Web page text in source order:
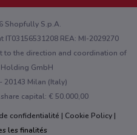
sur l’appli ou le site?
Shopfully S.p.A.
REA: MI-2029270
to the direction and coordination of
Holding GmbH
20143 Milan (Italy)
capital: € 50.000,00
confidentialité
Cookie Policy
les finalités